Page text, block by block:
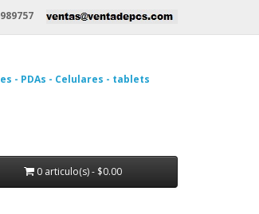
- PDAs - Celulares - tablets
0 articulo(s) - $0.00